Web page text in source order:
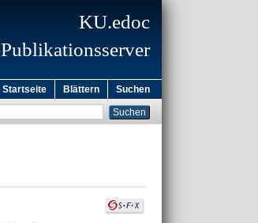
KU.edoc
Publikationsserver
Startseite Blättern Suchen